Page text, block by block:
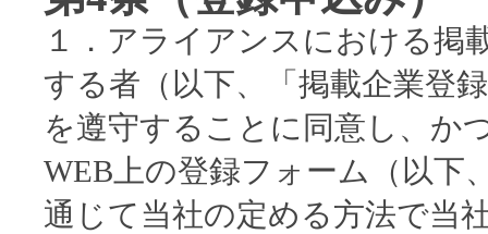
１．アライアンスにおける掲
する者（以下、「掲載企業登
を遵守することに同意し、か
WEB上の登録フォーム（以下
通じて当社の定める方法で当